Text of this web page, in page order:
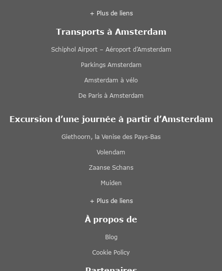
+ Plus de liens
Transports à Amsterdam
Schiphol Airport – Aéroport d’Amsterdam
Parkings Amsterdam
Amsterdam à vélo
De Paris à Amsterdam
Excursion d’une journée à partir d’Amsterdam
Giethoorn, la Venise des Pays-Bas
Volendam
Zaanse Schans
Muiden
+ Plus de liens
À propos de
Blog
Cookie Policy